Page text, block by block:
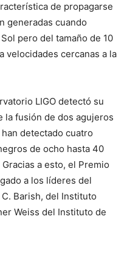
de propagarse
generadas cuando
pero del tamaño de 10
velocidades cercanas a la
LIGO detectó su
la fusión de dos agujeros
detectado cuatro
de ocho hasta 40
a esto, el Premio
a los líderes del
Barish, del Instituto
Weiss del Instituto de